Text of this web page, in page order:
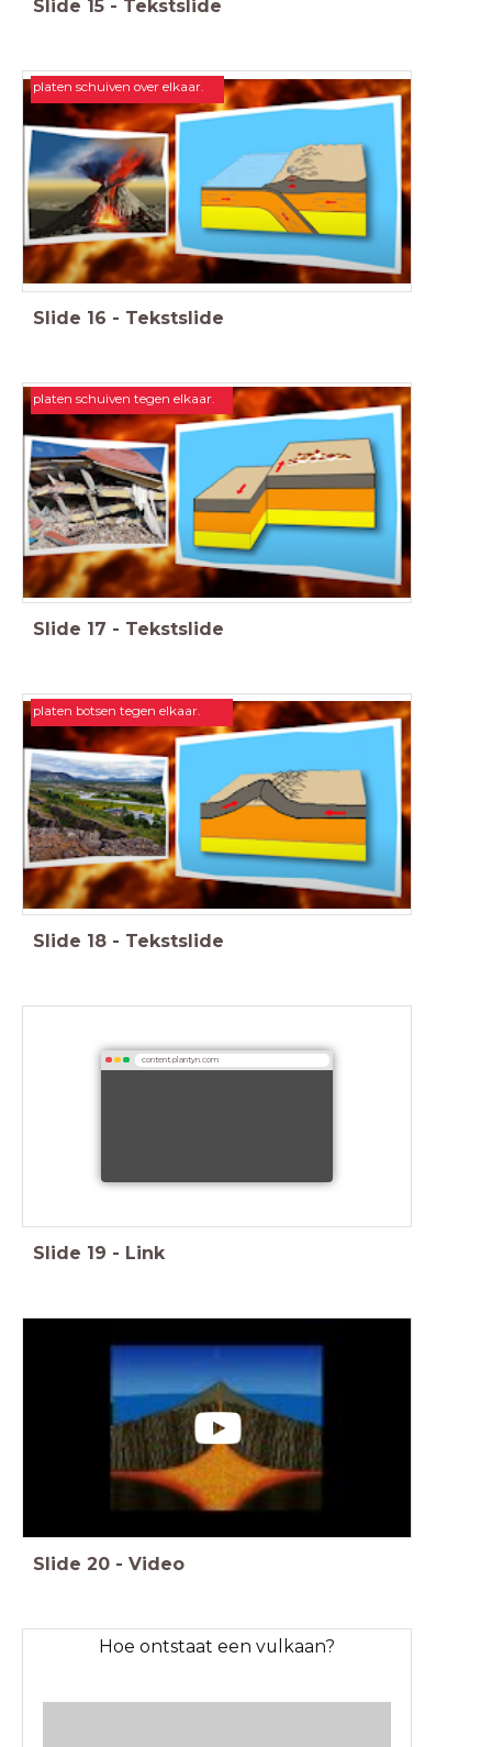
Slide 15 - Tekstslide
platen schuiven over elkaar.
Slide 16 - Tekstslide
platen schuiven tegen elkaar.
Slide 17 - Tekstslide
platen botsen tegen elkaar.
Slide 18 - Tekstslide
content.plantyn.com
Slide 19 - Link
Slide 20 - Video
Hoe ontstaat een vulkaan?